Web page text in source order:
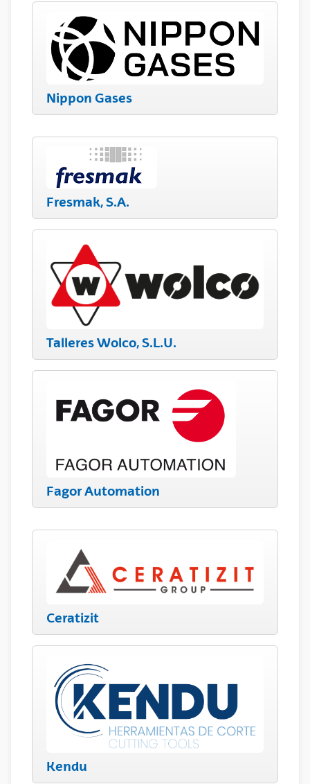
Nippon Gases
Fresmak, S.A.
Talleres Wolco, S.L.U.
Fagor Automation
Ceratizit
Kendu